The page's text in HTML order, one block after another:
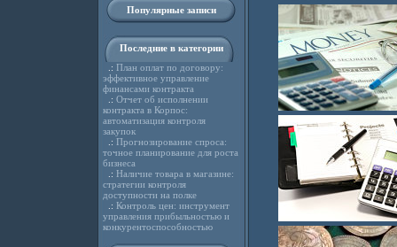
Популярные записи
Последние в категории
.: План оплат по договору:
эффективное управление
финансами контракта
.: Отчет об исполнении
контракта в Корпос:
автоматизация контроля
закупок
.: Прогнозирование спроса:
точное планирование для роста
бизнеса
.: Наличие товара в магазине:
стратегии контроля
доступности на полке
.: Контроль цен: инструмент
управления прибыльностью и
конкурентоспособностью